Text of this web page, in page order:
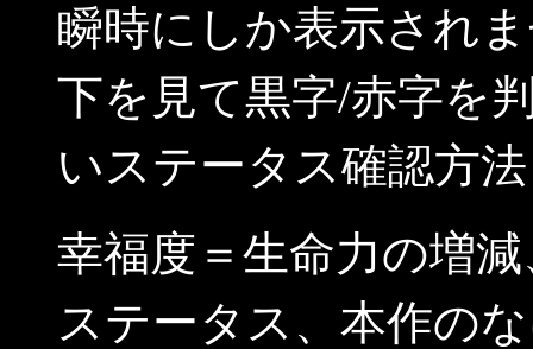
瞬時にしか表示され
下を見て黒字/赤字を
いステータス確認方
幸福度＝生命力の増
ステータス、本作の